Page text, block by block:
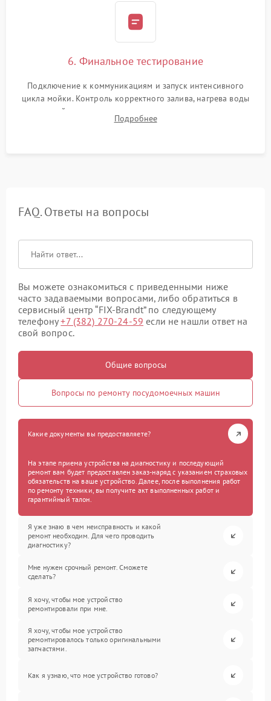
6. Финальное тестирование
Подключение к коммуникациям и запуск интенсивного
цикла мойки. Контроль корректного залива, нагрева воды
до нужной температуры, отсутствия посторонних шумов,
штатного слива и абсолютной сухости в поддоне.
Подробнее
FAQ. Ответы на вопросы
Вы можете ознакомиться с приведенными ниже
часто задаваемыми вопросами, либо обратиться в
сервисный центр “FIX-Brandt” по следующему
телефону+7 (382) 270-24-59 если не нашли ответ на
свой вопрос.
Общие вопросы
Вопросы по ремонту посудомоечных машин
Какие документы вы предоставляете?
На этапе приема устройства на диагностику и последующий
ремонт вам будет предоставлен заказ-наряд с указанием страховых
обязательств на ваше устройство. Далее, после выполнения работ
по ремонту техники, вы получите акт выполненных работ и
гарантийный талон.
Я уже знаю в чем неисправность и какой
ремонт необходим. Для чего проводить
диагностику?
Мне нужен срочный ремонт. Сможете
сделать?
Я хочу, чтобы мое устройство
ремонтировали при мне.
Я хочу, чтобы мое устройство
ремонтировалось только оригинальными
запчастями.
Как я узнаю, что мое устройство готово?